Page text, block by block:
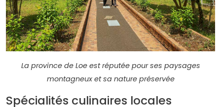
La province de Loe est réputée pour ses paysages
montagneux et sa nature préservée
Spécialités culinaires locales